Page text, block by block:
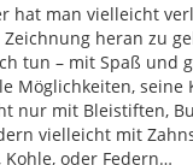
hat man vielleicht
heran zu
tun – mit Spaß und
Möglichkeiten, seine
nur mit Bleistiften,
vielleicht mit
oder Federn…